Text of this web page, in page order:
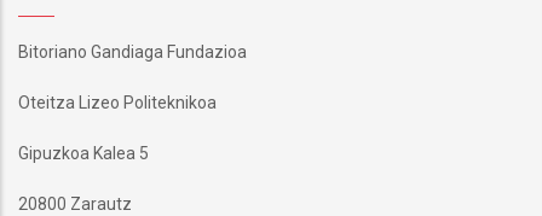
Bitoriano Gandiaga Fundazioa
Oteitza Lizeo Politeknikoa
Gipuzkoa Kalea 5
20800 Zarautz